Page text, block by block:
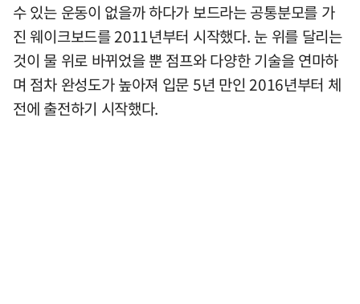
수 있는 운동이 없을까 하다가 보드라는 공통분모를 가
진 웨이크보드를 2011년부터 시작했다. 눈 위를 달리는
것이 물 위로 바뀌었을 뿐 점프와 다양한 기술을 연마하
며 점차 완성도가 높아져 입문 5년 만인 2016년부터 체
전에 출전하기 시작했다.